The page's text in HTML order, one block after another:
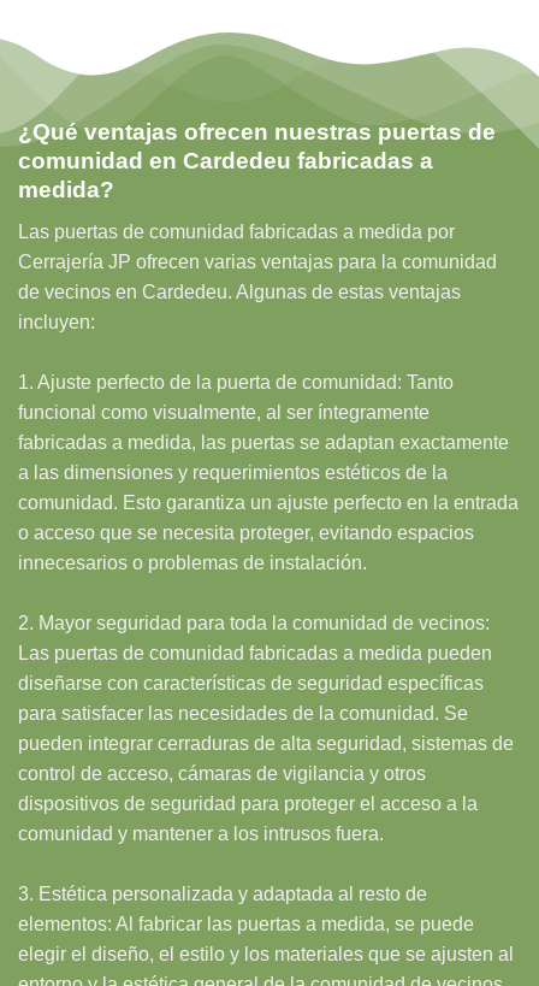
¿Qué ventajas ofrecen nuestras puertas de
comunidad en Cardedeu fabricadas a
medida?
Las puertas de comunidad fabricadas a medida por
Cerrajería JP ofrecen varias ventajas para la comunidad
de vecinos en Cardedeu. Algunas de estas ventajas
incluyen:
1. Ajuste perfecto de la puerta de comunidad: Tanto
funcional como visualmente, al ser íntegramente
fabricadas a medida, las puertas se adaptan exactamente
a las dimensiones y requerimientos estéticos de la
comunidad. Esto garantiza un ajuste perfecto en la entrada
o acceso que se necesita proteger, evitando espacios
innecesarios o problemas de instalación.
2. Mayor seguridad para toda la comunidad de vecinos:
Las puertas de comunidad fabricadas a medida pueden
diseñarse con características de seguridad específicas
para satisfacer las necesidades de la comunidad. Se
pueden integrar cerraduras de alta seguridad, sistemas de
control de acceso, cámaras de vigilancia y otros
dispositivos de seguridad para proteger el acceso a la
comunidad y mantener a los intrusos fuera.
3. Estética personalizada y adaptada al resto de
elementos: Al fabricar las puertas a medida, se puede
elegir el diseño, el estilo y los materiales que se ajusten al